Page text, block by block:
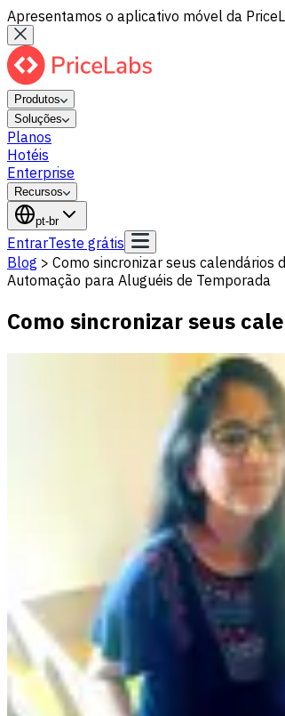
Apresentamos o aplicativo móvel da
Produtos
Soluções
Planos
Hotéis
Enterprise
Recursos
pt-br
EntrarTeste grátis
Blog > Como sincronizar seus calendários
Automação para Aluguéis de Temporada
Como sincronizar seus